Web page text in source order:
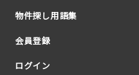
物件探し用語集
会員登録
ログイン